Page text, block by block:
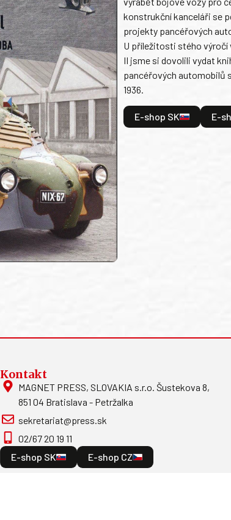
konstrukční kanceláři se
projekty pancéřových
U příležitosti stého výročí
II jsme si dovolili vydat
pancéřových automobilů
1936.
E-shop SK E-
Kontakt
MAGNET PRESS, SLOVAKIA s.r.o. Šustekova 8,
851 04 Bratislava - Petržalka
sekretariat@press.sk
02/67 20 19 11
E-shop SK
E-shop CZ